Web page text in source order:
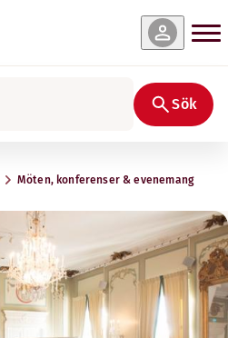
Sök
Möten, konferenser & evenemang